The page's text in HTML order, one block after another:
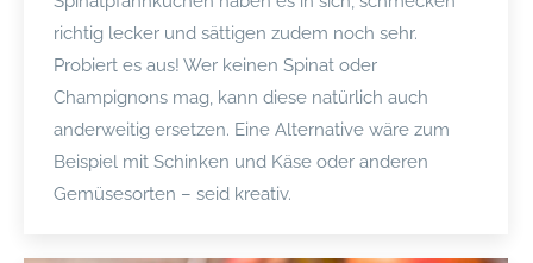
richtig lecker und sättigen zudem noch sehr.
Probiert es aus! Wer keinen Spinat oder
Champignons mag, kann diese natürlich auch
anderweitig ersetzen. Eine Alternative wäre zum
Beispiel mit Schinken und Käse oder anderen
Gemüsesorten – seid kreativ.